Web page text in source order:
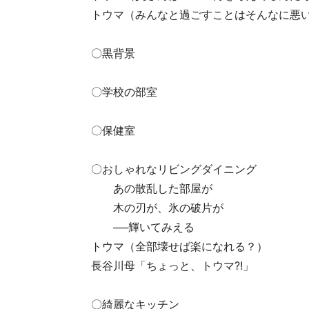
トウマ（みんなと過ごすことはそんなに悪
〇黒背景
〇学校の部室
〇保健室
〇おしゃれなリビングダイニング
あの散乱した部屋が
木の刃が、氷の破片が
──輝いてみえる
トウマ（全部壊せば楽になれる？）
長谷川母「ちょっと、トウマ?!」
〇綺麗なキッチン